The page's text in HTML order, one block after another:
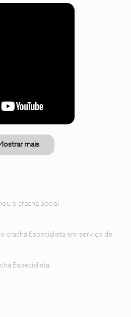
mais
o crachá Social
crachá Especialista em serviço de
Especialista